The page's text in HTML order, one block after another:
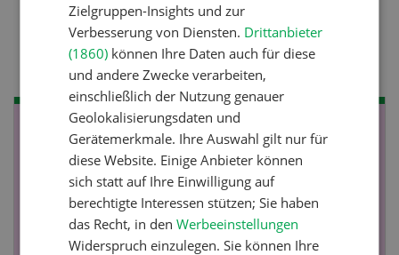
Stallklima - Hitzestress
verhindern
NOV
-
JAN
28
Zielgruppen-Insights und zur
Verbesserung von Diensten. Drittanbieter
(1860) können Ihre Daten auch für diese
und andere Zwecke verarbeiten,
einschließlich der Nutzung genauer
Geolokalisierungsdaten und
Gerätemerkmale. Ihre Auswahl gilt nur für
diese Website. Einige Anbieter können
sich statt auf Ihre Einwilligung auf
berechtigte Interessen stützen; Sie haben
das Recht, in denWerbeeinstellungen
Widerspruch einzulegen. Sie können Ihre